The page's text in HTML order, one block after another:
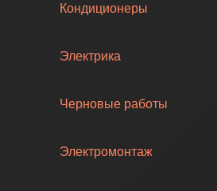
Кондиционеры
Электрика
Черновые работы
Электромонтаж